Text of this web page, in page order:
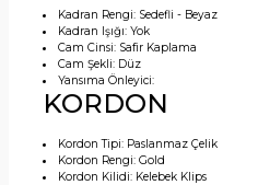
Kadran Rengi: Sedefli - Beyaz
Kadran Işığı:Yok
Cam Cinsi: Safir Kaplama
Cam Şekli: Düz
Yansıma Önleyici:
KORDON
Kordon Tipi: Paslanmaz Çelik
Kordon Rengi:Gold
Kordon Kilidi: Kelebek Klips